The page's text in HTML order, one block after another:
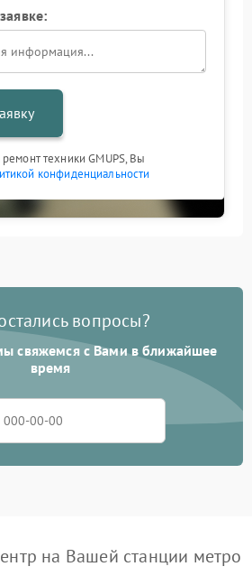
техники GMUPS, Вы
конфиденциальности
вопросы?
свяжемся с Вами в ближайшее
время
на Вашей станции метро